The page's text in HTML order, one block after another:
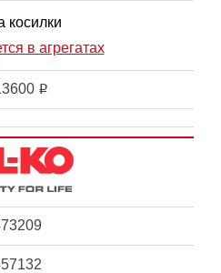
косилки
в агрегатах
i